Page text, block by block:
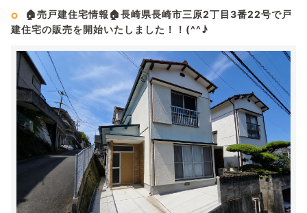
🏠売戸建住宅情報🏠長崎県長崎市三原2丁目3番22号で戸
建住宅の販売を開始いたしました！！(^^♪